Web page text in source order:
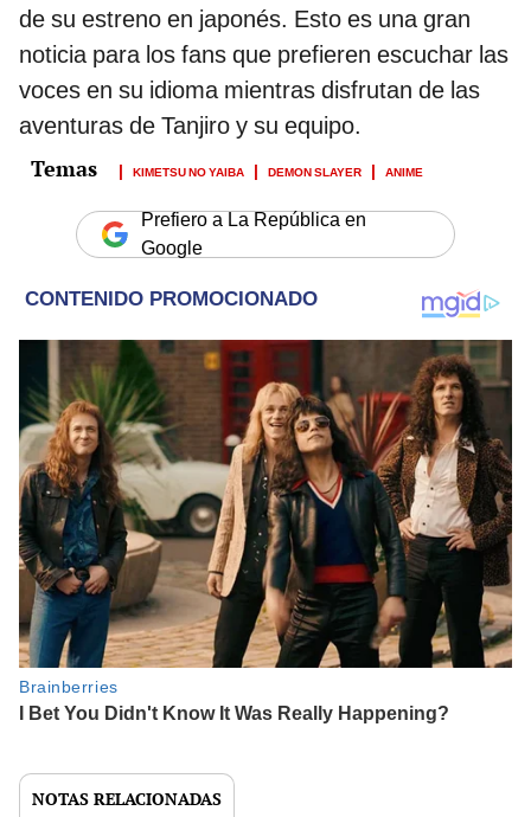
de su estreno en japonés. Esto es una gran
noticia para los fans que prefieren escuchar las
voces en su idioma mientras disfrutan de las
aventuras de Tanjiro y su equipo.
KIMETSU NO YAIBA DEMON SLAYER ANIME
Prefiero a La República en
Google
NOTAS RELACIONADAS